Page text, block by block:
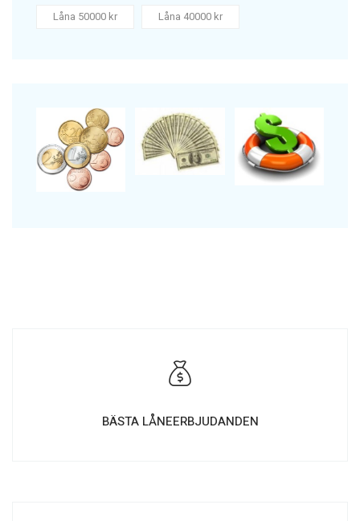
Låna 50000 kr Låna 40000 kr
BÄSTA LÅNEERBJUDANDEN